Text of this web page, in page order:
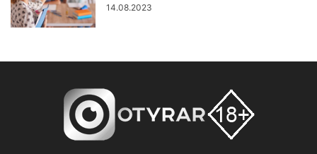
14.08.2023